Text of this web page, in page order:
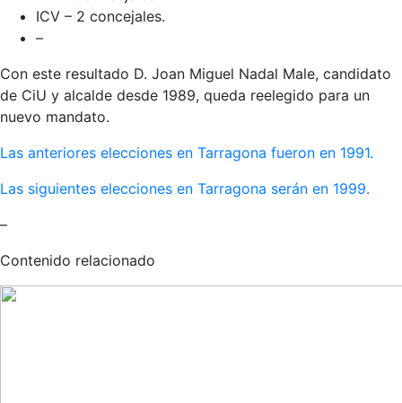
ICV – 2 concejales.
–
Con este resultado D. Joan Miguel Nadal Male, candidato
de CiU y alcalde desde 1989, queda reelegido para un
nuevo mandato.
Las anteriores elecciones en Tarragona fueron en 1991.
Las siguientes elecciones en Tarragona serán en 1999.
–
Contenido relacionado